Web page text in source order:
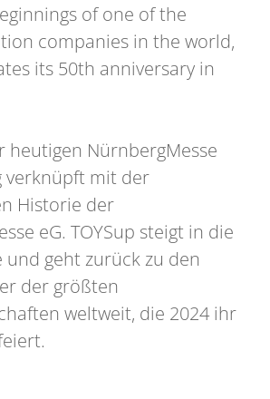
of one of the
companies in the world,
its 50th anniversary in
heutigen NürnbergMesse
verknüpft mit der
Historie der
eG. TOYSup steigt in die
geht zurück zu den
der größten
weltweit, die 2024 ihr